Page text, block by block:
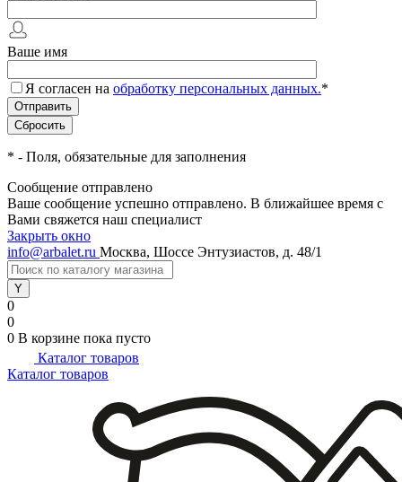
Ваше имя
Я согласен на обработку персональных данных.*
* - Поля, обязательные для заполнения
Сообщение отправлено
Ваше сообщение успешно отправлено. В ближайшее время с
Вами свяжется наш специалист
Закрыть окно
info@arbalet.ru Москва, Шоссе Энтузиастов, д. 48/1
0
0
0 В корзине пока пусто
Каталог товаров
Каталог товаров